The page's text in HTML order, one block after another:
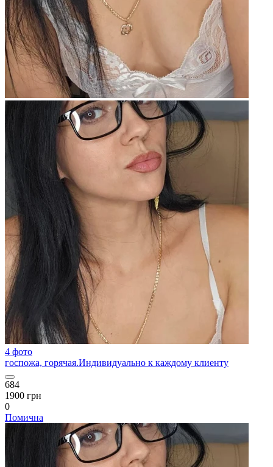
4 фото
госпожа, горячая.Индивидуально к каждому клиенту
684
1900 грн
0
Помична